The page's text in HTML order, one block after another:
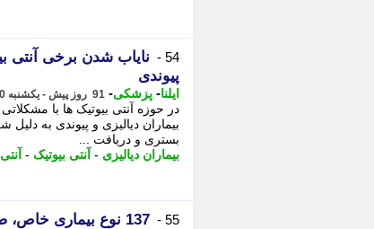
54 -
نایاب شدن برخی آنتی
پیوندی
ایلنا- پزشکی- 91 روز پیش - یکشنبه 20 اردیبهشت 1405، 08:07
در حوزه آنتی بیوتیک ها با
بیماران دیالیزی و پیوندی به
بستری و دریافت ...
بیماران دیالیزی - آنتی بیوتیک -
55 -
137 نوع بیماری